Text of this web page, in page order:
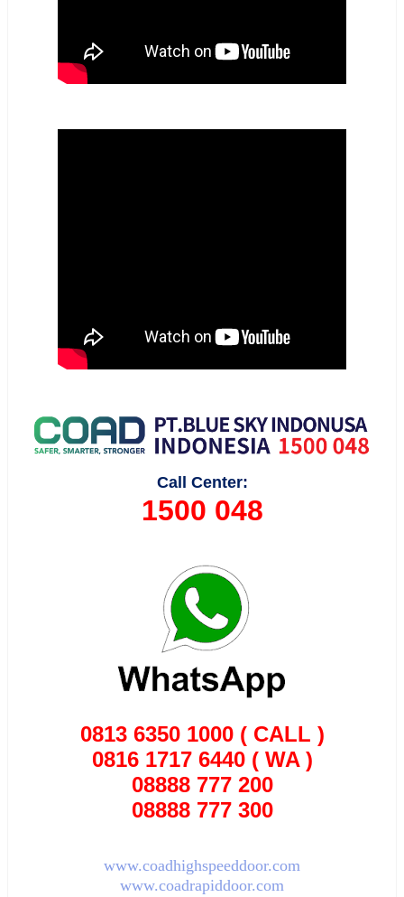
Call Center:
1500 048
0813 6350 1000 ( CALL )
0816 1717 6440 ( WA )
08888 777 200
08888 777 300
www.coadhighspeeddoor.com
www.coadrapiddoor.com